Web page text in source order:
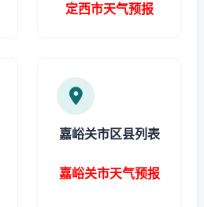
定西市天气预报
嘉峪关市区县列表
嘉峪关市天气预报